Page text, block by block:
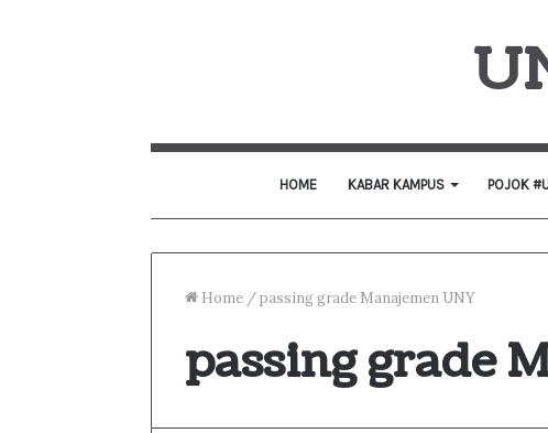
HOME KABAR KAMPUS POJOK
Home /passing grade Manajemen UNY
passing grade